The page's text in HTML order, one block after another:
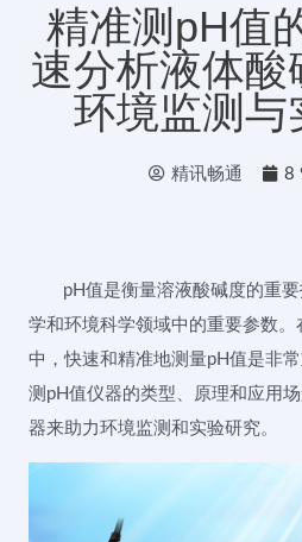
精准测pH值
速分析液体酸
环境监测与
精讯畅通 8
pH值是衡量溶液酸碱度的重
学和环境科学领域中的重要参数
中，快速和精准地测量pH值是非
测pH值仪器的类型、原理和应用
器来助力环境监测和实验研究。